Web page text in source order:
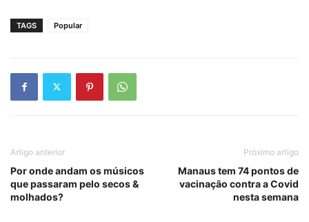
TAGS Popular
Artigo anterior
Por onde andam os músicos
que passaram pelo secos &
molhados?
Próximo artigo
Manaus tem 74 pontos de
vacinação contra a Covid
nesta semana